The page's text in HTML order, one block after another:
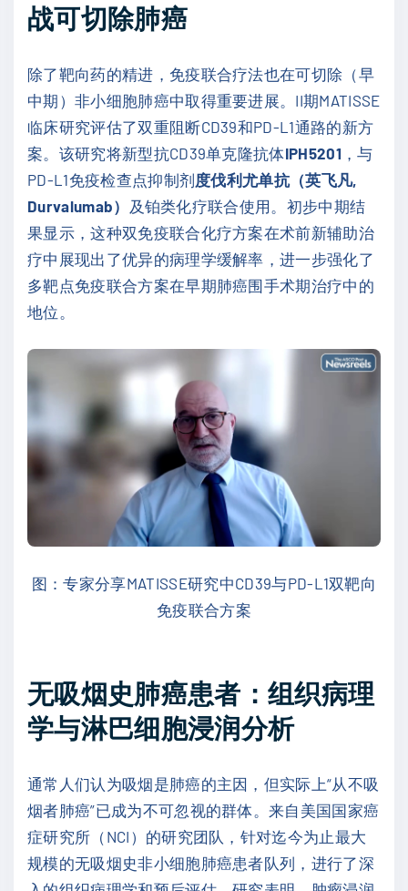
战可切除肺癌
除了靶向药的精进，免疫联合疗法也在可切除（早
中期）非小细胞肺癌中取得重要进展。II期MATISSE
临床研究评估了双重阻断CD39和PD-L1通路的新方
案。该研究将新型抗CD39单克隆抗体IPH5201 ，与
PD-L1免疫检查点抑制剂度伐利尤单抗（英飞凡,
Durvalumab）
及铂类化疗联合使用。初步中期结
果显示，这种双免疫联合化疗方案在术前新辅助治
疗中展现出了优异的病理学缓解率，进一步强化了
多靶点免疫联合方案在早期肺癌围手术期治疗中的
地位。
图：专家分享MATISSE研究中CD39与PD-L1双靶向
免疫联合方案
无吸烟史肺癌患者：组织病理
学与淋巴细胞浸润分析
通常人们认为吸烟是肺癌的主因，但实际上“从不吸
烟者肺癌”已成为不可忽视的群体。来自美国国家癌
症研究所（NCI）的研究团队，针对迄今为止最大
规模的无吸烟史非小细胞肺癌患者队列，进行了深